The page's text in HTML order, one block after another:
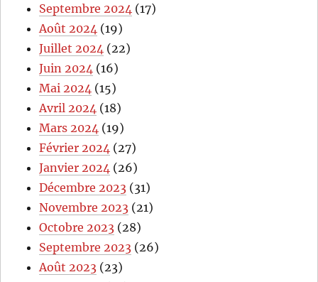
Septembre 2024 (17)
Août 2024 (19)
Juillet 2024 (22)
Juin 2024 (16)
Mai 2024 (15)
Avril 2024 (18)
Mars 2024 (19)
Février 2024 (27)
Janvier 2024 (26)
Décembre 2023 (31)
Novembre 2023 (21)
Octobre 2023 (28)
Septembre 2023 (26)
Août 2023 (23)